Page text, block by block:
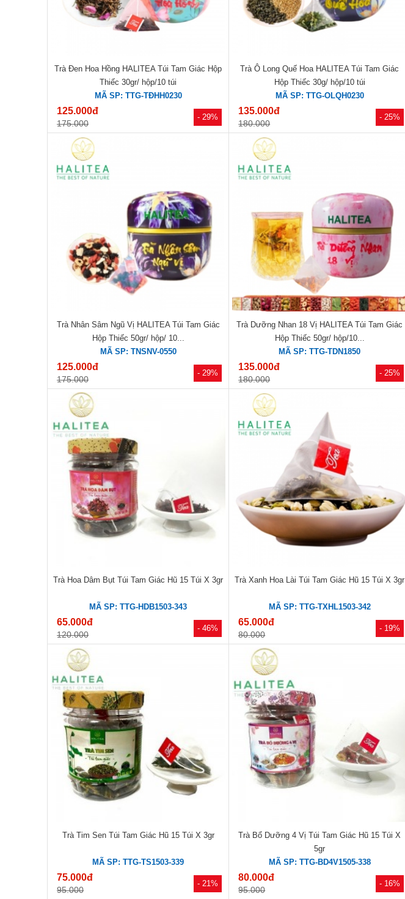
- 29%
Trà Đen Hoa Hồng HALITEA Túi Tam Giác Hộp
Thiếc 30gr/ hộp/10 túi
MÃ SP: TTG-TĐHH0230
125.000đ
175.000
- 25%
Trà Ô Long Quế Hoa HALITEA Túi Tam Giác
Hộp Thiếc 30g/ hộp/10 túi
MÃ SP: TTG-OLQH0230
135.000đ
180.000
- 29%
Trà Nhân Sâm Ngũ Vị HALITEA Túi Tam Giác
Hộp Thiếc 50gr/ hộp/ 10...
MÃ SP: TNSNV-0550
125.000đ
175.000
- 25%
Trà Dưỡng Nhan 18 Vị HALITEA Túi Tam Giác
Hộp Thiếc 50gr/ hộp/10...
MÃ SP: TTG-TDN1850
135.000đ
180.000
- 46%
Trà Hoa Dâm Bụt Túi Tam Giác Hũ 15 Túi X 3gr
MÃ SP: TTG-HDB1503-343
65.000đ
120.000
- 19%
Trà Xanh Hoa Lài Túi Tam Giác Hũ 15 Túi X 3gr
MÃ SP: TTG-TXHL1503-342
65.000đ
80.000
- 21%
Trà Tim Sen Túi Tam Giác Hũ 15 Túi X 3gr
MÃ SP: TTG-TS1503-339
75.000đ
95.000
- 16%
Trà Bổ Dưỡng 4 Vị Túi Tam Giác Hũ 15 Túi X
5gr
MÃ SP: TTG-BD4V1505-338
80.000đ
95.000